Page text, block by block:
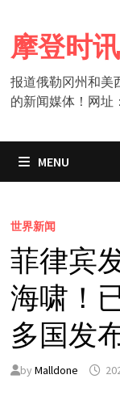
content
摩登时
报道俄勒冈州和美
的新闻媒体！网址
MENU
世界新闻
菲律宾
海啸！
多国发
by Malldone